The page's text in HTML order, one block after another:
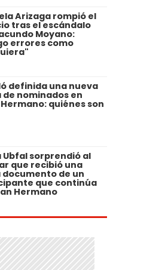
Arizaga rompió el
tras el escándalo
Moyano:
errores como
definida una nueva
de nominados en
quiénes son
Ubfal sorprendió al
que recibió una
de un
que continúa
Hermano